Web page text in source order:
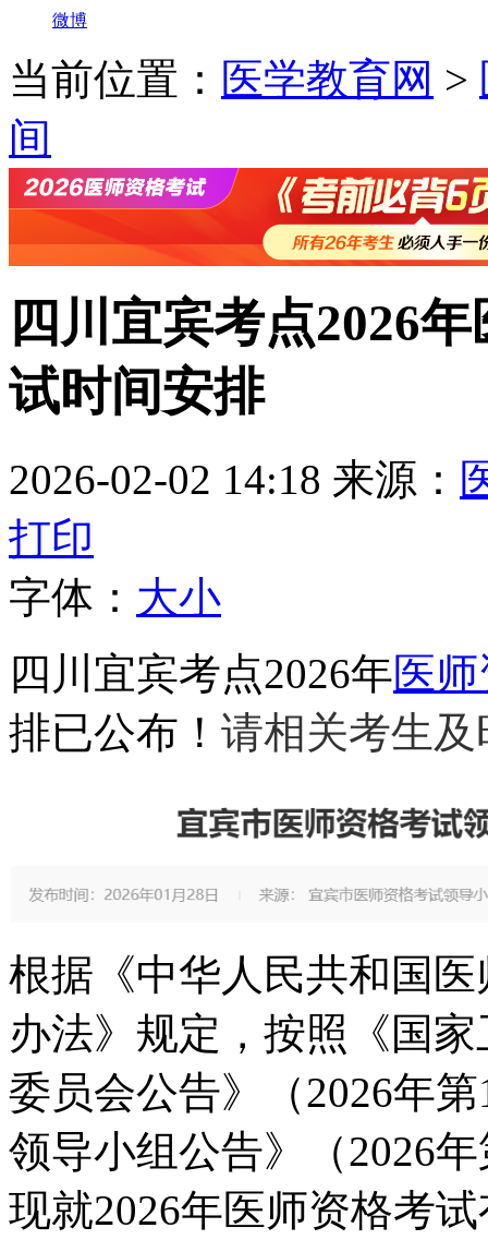
微博
当前位置： 医学教育网 >
间
四川宜宾考点2026
试时间安排
2026-02-02 14:18 来源：
打印
字体： 大小
四川宜宾考点2026年医
排已公布！ 请相关考生
根据《中华人民共和国
办法》规定 ，按照 《国
委员会公告》（2026年第
领导小组公告》（2026年
现就2026年医师资格考